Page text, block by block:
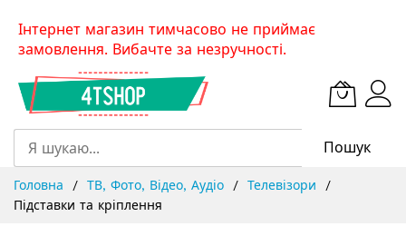
SkipІнтернет магазин тимчасово не приймає
замовлення. Вибачте за незручності.
Пошук
Головна ТВ, Фото, Відео, Аудіо
Телевізори
Підставки та кріплення